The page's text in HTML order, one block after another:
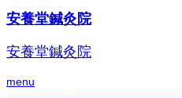
安養堂鍼灸院
安養堂鍼灸院
menu